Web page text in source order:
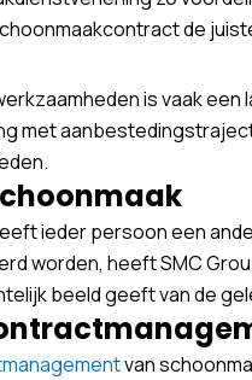
de
is vaak een
met
ieder persoon een
worden, heeft SMC
beeld geeft van de
van